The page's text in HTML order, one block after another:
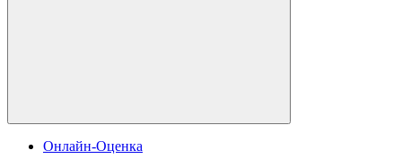
Онлайн-Оценка